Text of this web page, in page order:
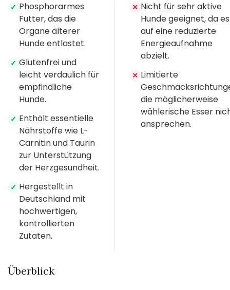
✓ Phosphorarmes
Futter, das die
Organe älterer
Hunde entlastet.
✓ Glutenfrei und
leicht verdaulich für
empfindliche
Hunde.
✓ Enthält essentielle
Nährstoffe wie L-
Carnitin und Taurin
zur Unterstützung
der Herzgesundheit.
✓ Hergestellt in
Deutschland mit
hochwertigen,
kontrollierten
Zutaten.
✕ Nicht für sehr aktive
Hunde geeignet, da es
auf eine reduzierte
Energieaufnahme
abzielt.
✕ Limitierte
die möglicherweise
wählerische Esser
ansprechen.
Überblick